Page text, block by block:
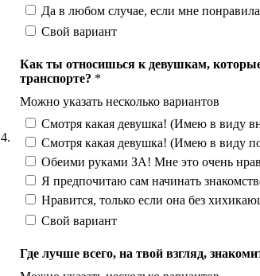
Да в любом случае, если мне
Свой вариант
4.
Как ты относишься к девушкам,
транспорте? *
Можно указать несколько вариантов
Смотря какая девушка! (Имею в виду
Смотря какая девушка! (Имею в виду
Обеими руками ЗА! Мне это очень
Я предпочитаю сам начинать
Нравится, только если она без
Свой вариант
Где лучше всего, на твой взгляд,